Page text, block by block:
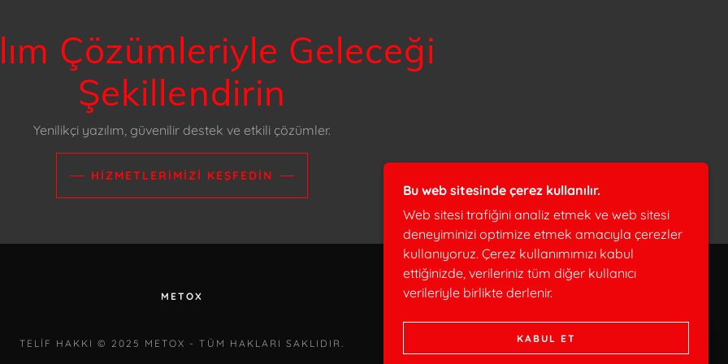
Çözümleriyle Geleceği
Şekillendirin
Yenilikçi yazılım, güvenilir destek ve etkili çözümler.
HIZMETLERIMIZI KEŞFEDIN
METOX
TELIF HAKKI © 2025 METOX - TÜM HAKLARI SAKLIDIR.
Bu web sitesinde çerez kullanılır.
Web sitesi trafiğini analiz etmek ve web sitesi
deneyiminizi optimize etmek amacıyla çerezler
kullanıyoruz. Çerez kullanımımızı kabul
ettiğinizde, verileriniz tüm diğer kullanıcı
verileriyle birlikte derlenir.
KABUL ET